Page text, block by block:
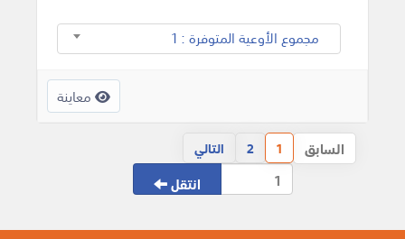
مجموع الأوعية المتوفرة : 1
معاينة
السابق 1
2 التالي
انتقل